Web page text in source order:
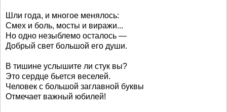
Шли года, и многое менялось:
Смех и боль, мосты и виражи...
Но одно незыблемо осталось —
Добрый свет большой его души.
В тишине услышите ли стук вы?
Это сердце бьется веселей.
Человек с большой заглавной буквы
Отмечает важный юбилей!